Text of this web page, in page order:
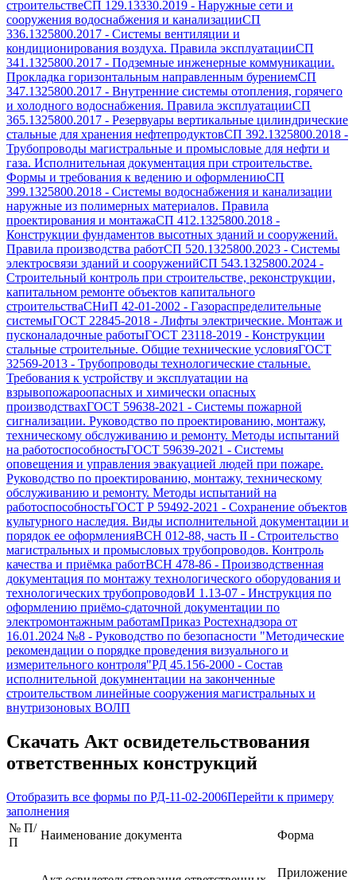
строительствеСП 129.13330.2019 - Наружные сети и
сооружения водоснабжения и канализацииСП
336.1325800.2017 - Системы вентиляции и
кондиционирования воздуха. Правила эксплуатацииСП
341.1325800.2017 - Подземные инженерные коммуникации.
Прокладка горизонтальным направленным бурениемСП
347.1325800.2017 - Внутренние системы отопления, горячего
и холодного водоснабжения. Правила эксплуатацииСП
365.1325800.2017 - Резервуары вертикальные цилиндрические
стальные для хранения нефтепродуктовСП 392.1325800.2018 -
Трубопроводы магистральные и промысловые для нефти и
газа. Исполнительная документация при строительстве.
Формы и требования к ведению и оформлениюСП
399.1325800.2018 - Системы водоснабжения и канализации
наружные из полимерных материалов. Правила
проектирования и монтажаСП 412.1325800.2018 -
Конструкции фундаментов высотных зданий и сооружений.
Правила производства работСП 520.1325800.2023 - Системы
электросвязи зданий и сооруженийСП 543.1325800.2024 -
Строительный контроль при строительстве, реконструкции,
капитальном ремонте объектов капитального
строительстваСНиП 42-01-2002 - Газораспределительные
системыГОСТ 22845-2018 - Лифты электрические. Монтаж и
пусконаладочные работыГОСТ 23118-2019 - Конструкции
стальные строительные. Общие технические условияГОСТ
32569-2013 - Трубопроводы технологические стальные.
Требования к устройству и эксплуатации на
взрывопожароопасных и химически опасных
производствахГОСТ 59638-2021 - Системы пожарной
сигнализации. Руководство по проектированию, монтажу,
техническому обслуживанию и ремонту. Методы испытаний
на работоспособностьГОСТ 59639-2021 - Системы
оповещения и управления эвакуацией людей при пожаре.
Руководство по проектированию, монтажу, техническому
обслуживанию и ремонту. Методы испытаний на
работоспособностьГОСТ Р 59492-2021 - Сохранение объектов
культурного наследия. Виды исполнительной документации и
порядок ее оформленияВСН 012-88, часть II - Строительство
магистральных и промысловых трубопроводов. Контроль
качества и приёмка работВСН 478-86 - Производственная
документация по монтажу технологического оборудования и
технологических трубопроводовИ 1.13-07 - Инструкция по
оформлению приёмо-сдаточной документации по
электромонтажным работамПриказ Ростехнадзора от
16.01.2024 №8 - Руководство по безопасности "Методические
рекомендации о порядке проведения визуального и
измерительного контроля"РД 45.156-2000 - Состав
исполнительной докумнентации на законченные
строительством линейные сооружения магистральных и
внутризоновых ВОЛП
Скачать Акт освидетельствования
ответственных конструкций
Отобразить все формы по РД-11-02-2006Перейти к примеру
заполнения
№ П/
П
Наименование документа Форма
Приложение